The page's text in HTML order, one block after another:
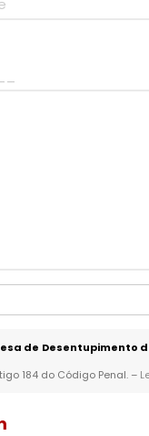
de Desentupimento
184 do Código Penal. –